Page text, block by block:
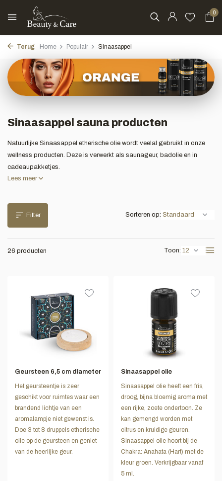
0
Terug Home Populair Sinaasappel
Sinaasappel sauna producten
Natuurlijke Sinaasappel etherische olie wordt veelal gebruikt in onze
wellness producten. Deze is verwerkt als saunageur, badolie en in
cadeaupakketjes.
Lees meer
Filter
26 producten Toon:
Sorteren op:
Geursteen 6,5 cm diameter
Het geursteentje is zeer
geschikt voor ruimtes waar een
brandend lichtje van een
aromalampje niet gewenst is.
Doe 3 tot 8 druppels etherische
olie op de geursteen en geniet
van de heerlijke geur.
Sinaasappel olie
Sinaasappel olie heeft een fris,
droog, bijna bloemig aroma met
een rijke, zoete ondertoon. Ze
kan gemengd worden met
citrus en kruidige geuren.
Sinaasappel olie hoort bij de
Chakra: Anahata (Hart) met de
kleur groen. Verkrijgbaar vanaf
5 ml.